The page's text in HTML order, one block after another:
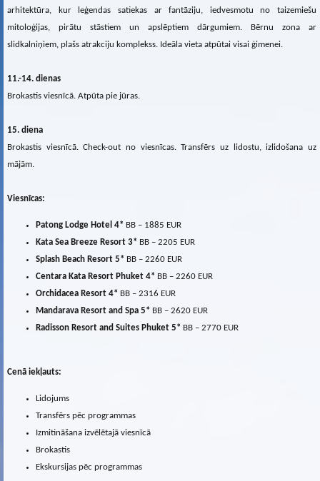
arhitektūra, kur leģendas satiekas ar fantāziju, iedvesmotu no taizemiešu
mitoloģijas, pirātu stāstiem un apslēptiem dārgumiem. Bērnu zona ar
slidkalniņiem, plašs atrakciju komplekss. Ideāla vieta atpūtai visai ģimenei.
11.-14. dienas
Brokastis viesnīcā. Atpūta pie jūras.
15. diena
Brokastis viesnīcā. Check-out no viesnīcas. Transfērs uz lidostu, izlidošana uz
mājām.
Viesnīcas:
Patong Lodge Hotel 4* BB – 1885 EUR
Kata Sea Breeze Resort 3* BB – 2205 EUR
Splash Beach Resort 5* BB – 2260 EUR
Centara Kata Resort Phuket 4* BB – 2260 EUR
Orchidacea Resort 4* BB – 2316 EUR
Mandarava Resort and Spa 5* BB – 2620 EUR
Radisson Resort and Suites Phuket 5* BB – 2770 EUR
Cenā iekļauts:
Lidojums
Transfērs pēc programmas
Izmitināšana izvēlētajā viesnīcā
Brokastis
Ekskursijas pēc programmas